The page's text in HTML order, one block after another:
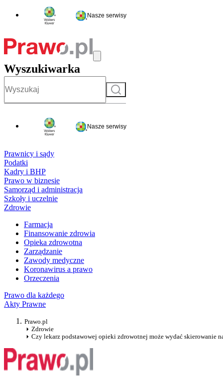
Nasze serwisy
Wyszukiwarka
Szukaj
Nasze serwisy
Prawnicy i sądy
Podatki
Kadry i BHP
Prawo w biznesie
Samorząd i administracja
Szkoły i uczelnie
Zdrowie
Farmacja
Finansowanie zdrowia
Opieka zdrowotna
Zarządzanie
Zawody medyczne
Koronawirus a prawo
Orzeczenia
Prawo dla każdego
Akty Prawne
Prawo.pl
Zdrowie
Czy lekarz podstawowej opieki zdrowotnej może wydać skierowanie